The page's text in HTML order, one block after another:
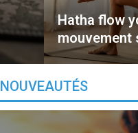
Hatha flow
mouvement
NOUVEAUTÉS